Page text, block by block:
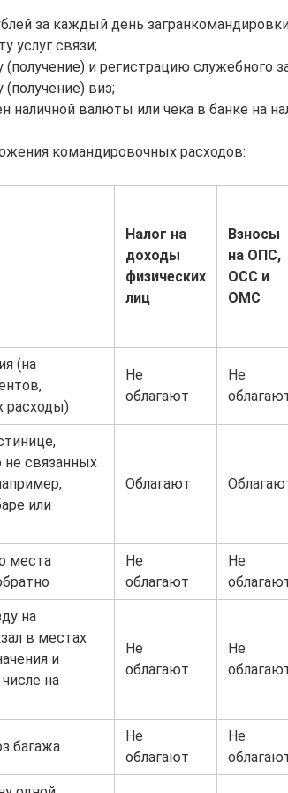
за каждый день
услуг связи;
и регистрацию служебного
виз;
наличной валюты или чека в банке на
командировочных расходов:
Налог на
доходы
физических
лиц
Взносы
на ОПС,
ОСС и
ОМС
(на
расходы)
Не
облагают
Не
не связанных
или
Облагают
места
Не
облагают
Не
на
в местах
и
на
Не
облагают
Не
багажа
Не
облагают
Не